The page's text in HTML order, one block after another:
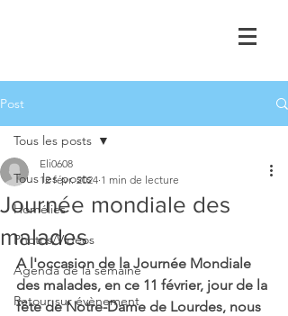
Post
Tous les posts
Homélies
Photos/Vidéos
Agenda de la semaine
Retour sur évènement
Tous les posts
Journée mondiale des
malades
Eli0608
12 févr. 2024 1 min de lecture
A l'occasion de la Journée Mondiale
des malades, en ce 11 février, jour de la
fête de Notre-Dame de Lourdes, nous